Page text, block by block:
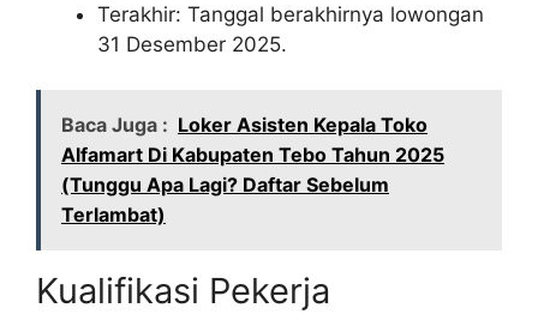
Terakhir: Tanggal berakhirnya lowongan
31 Desember 2025.
Baca Juga : Loker Asisten Kepala Toko
Alfamart Di Kabupaten Tebo Tahun 2025
(Tunggu Apa Lagi? Daftar Sebelum
Terlambat)
Kualifikasi Pekerja